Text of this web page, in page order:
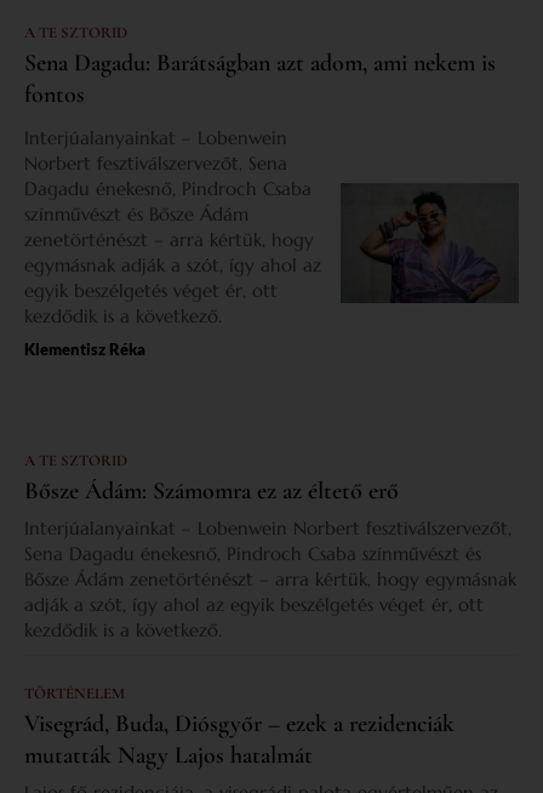
A TE SZTORID
Sena Dagadu: Barátságban azt adom, ami nekem is
fontos
Interjúalanyainkat – Lobenwein
Norbert fesztiválszervezőt, Sena
Dagadu énekesnő, Pindroch Csaba
színművészt és Bősze Ádám
zenetörténészt – arra kértük, hogy
egymásnak adják a szót, így ahol az
egyik beszélgetés véget ér, ott
kezdődik is a következő.
Klementisz Réka
A TE SZTORID
Bősze Ádám: Számomra ez az éltető erő
Interjúalanyainkat – Lobenwein Norbert fesztiválszervezőt,
Sena Dagadu énekesnő, Pindroch Csaba színművészt és
Bősze Ádám zenetörténészt – arra kértük, hogy egymásnak
adják a szót, így ahol az egyik beszélgetés véget ér, ott
kezdődik is a következő.
TÖRTÉNELEM
Visegrád, Buda, Diósgyőr – ezek a rezidenciák
mutatták Nagy Lajos hatalmát